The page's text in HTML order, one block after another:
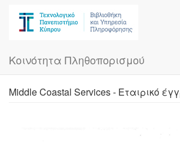
Κοινότητα Πληθοπορισμού
Middle Coastal Services - Εταιρικό